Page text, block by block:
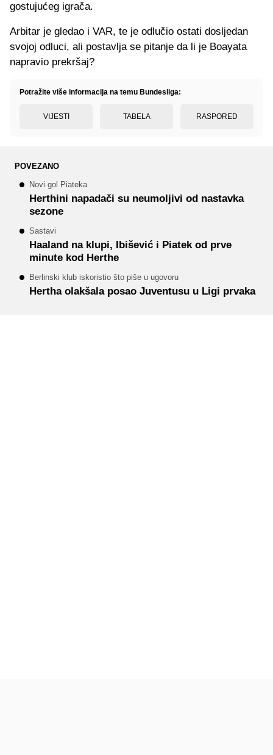
gostujućeg igrača.
Arbitar je gledao i VAR, te je odlučio ostati dosljedan
svojoj odluci, ali postavlja se pitanje da li je Boayata
napravio prekršaj?
Potražite više informacija na temu Bundesliga:
VIJESTI TABELA RASPORED
POVEZANO
Novi gol Piateka
Herthini napadači su neumoljivi od nastavka
sezone
Sastavi
Haaland na klupi, Ibišević i Piatek od prve
minute kod Herthe
Berlinski klub iskoristio što piše u ugovoru
Hertha olakšala posao Juventusu u Ligi prvaka